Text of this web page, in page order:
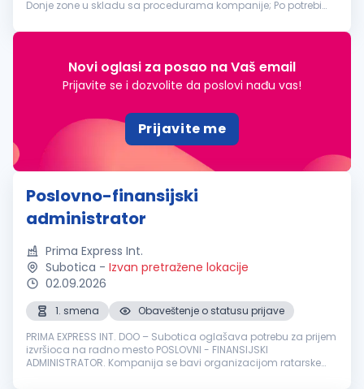
Donje zone u skladu sa procedurama kompanije; Po potrebi
engleskog na srps...
Novi oglasi za posao na Vaš email
Prijavite se i dozvolite da poslovi nađu vas!
Prijavite me
Poslovno-finansijski
administrator
Prima Express Int.
Subotica - Izvan pretražene lokacije
02.09.2026
1. smena
Obaveštenje o statusu prijave
PRIMA EXPRESS INT. DOO – Subotica oglašava potrebu za prijem
izvršioca na radno mesto POSLOVNI - FINANSIJSKI
ADMINISTRATOR. Kompanija se bavi organizacijom ratarske